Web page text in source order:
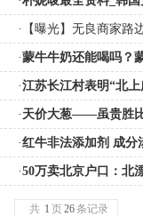
·【曝光】无良商家路
·蒙牛牛奶还能喝吗？
·江苏长江村表明“北
· 天价大葱——虽贵胜
·红牛非法添加剂 成分
·50万卖北京户口：北
共 1 页26条记录